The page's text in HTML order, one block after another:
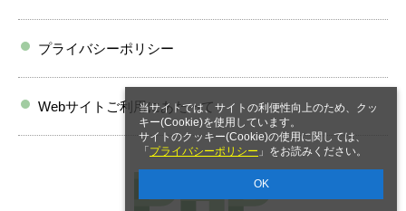
当サイトでは、サイトの利便性向上のため、クッ
キー(Cookie)を使用しています。
サイトのクッキー(Cookie)の使用に関しては、
「 プライバシーポリシー 」をお読みください。
OK
プライバシーポリシー
Webサイトご利用にあたって